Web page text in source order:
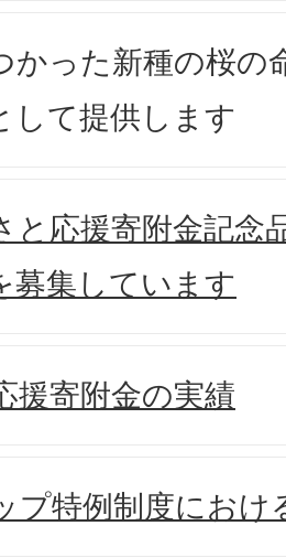
かった新種の桜の
して提供します
と応援寄附金記念
募集しています
援寄附金の実績
プ特例制度におけ